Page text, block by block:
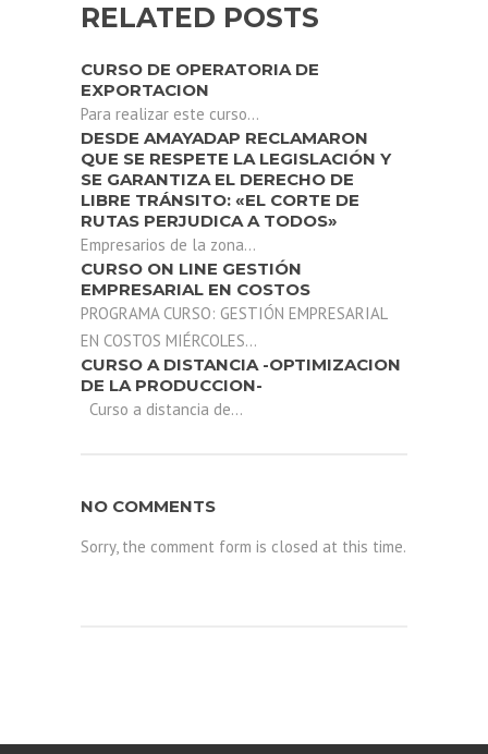
RELATED POSTS
CURSO DE OPERATORIA DE
EXPORTACION
Para realizar este curso...
DESDE AMAYADAP RECLAMARON
QUE SE RESPETE LA LEGISLACIÓN Y
SE GARANTIZA EL DERECHO DE
LIBRE TRÁNSITO: «EL CORTE DE
RUTAS PERJUDICA A TODOS»
Empresarios de la zona...
CURSO ON LINE GESTIÓN
EMPRESARIAL EN COSTOS
PROGRAMA CURSO: GESTIÓN EMPRESARIAL
EN COSTOS MIÉRCOLES...
CURSO A DISTANCIA -OPTIMIZACION
DE LA PRODUCCION-
Curso a distancia de...
NO COMMENTS
Sorry, the comment form is closed at this time.